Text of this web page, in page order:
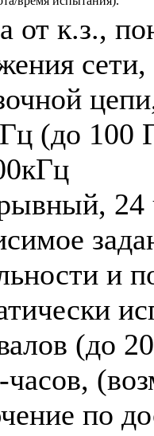
от к.з.,
(до 100
24
и
(до
по